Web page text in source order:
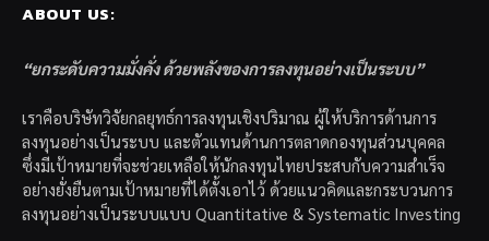
ABOUT US:
“ยกระดับความมั่งคั่ง ด้วยพลังของการลงทุนอย่างเป็นระบบ”
เราคือบริษัทวิจัยกลยุทธ์การลงทุนเชิงปริมาณ ผู้ให้บริการด้านการ
ลงทุนอย่างเป็นระบบ และตัวแทนด้านการตลาดกองทุนส่วนบุคคล
ซึ่งมีเป้าหมายที่จะช่วยเหลือให้นักลงทุนไทยประสบกับความสำเร็จ
อย่างยั่งยืนตามเป้าหมายที่ได้ตั้งเอาไว้ ด้วยแนวคิดและกระบวนการ
ลงทุนอย่างเป็นระบบแบบ Quantitative & Systematic Investing